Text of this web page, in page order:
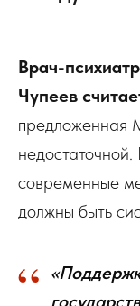
Врач-
Чупеев
предложенная
современные
должны быть
“